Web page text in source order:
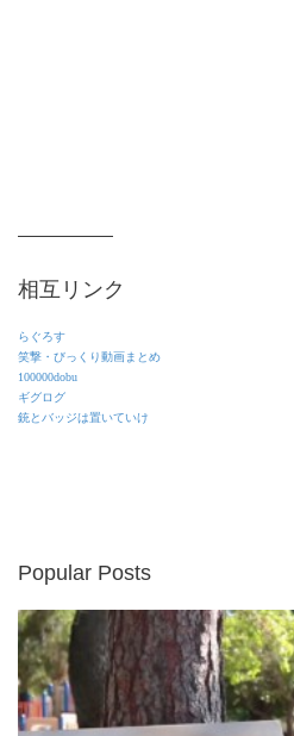
相互リンク
らぐろす
笑撃・びっくり動画まとめ
100000dobu
ギグログ
銃とバッジは置いていけ
Popular Posts